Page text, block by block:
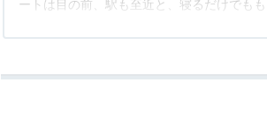
ートは目の前、駅も至近と、寝るだけでも